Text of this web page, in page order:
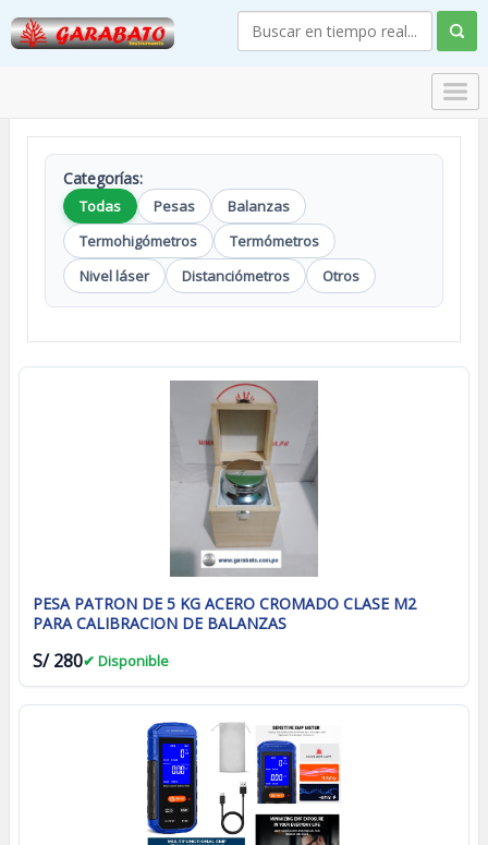
Categorías:
Todas Pesas
Balanzas
Termohigómetros
Termómetros
Nivel láser
Distanciómetros Otros
PESA PATRON DE 5 KG ACERO CROMADO CLASE M2
PARA CALIBRACION DE BALANZAS
S/ 280✔ Disponible